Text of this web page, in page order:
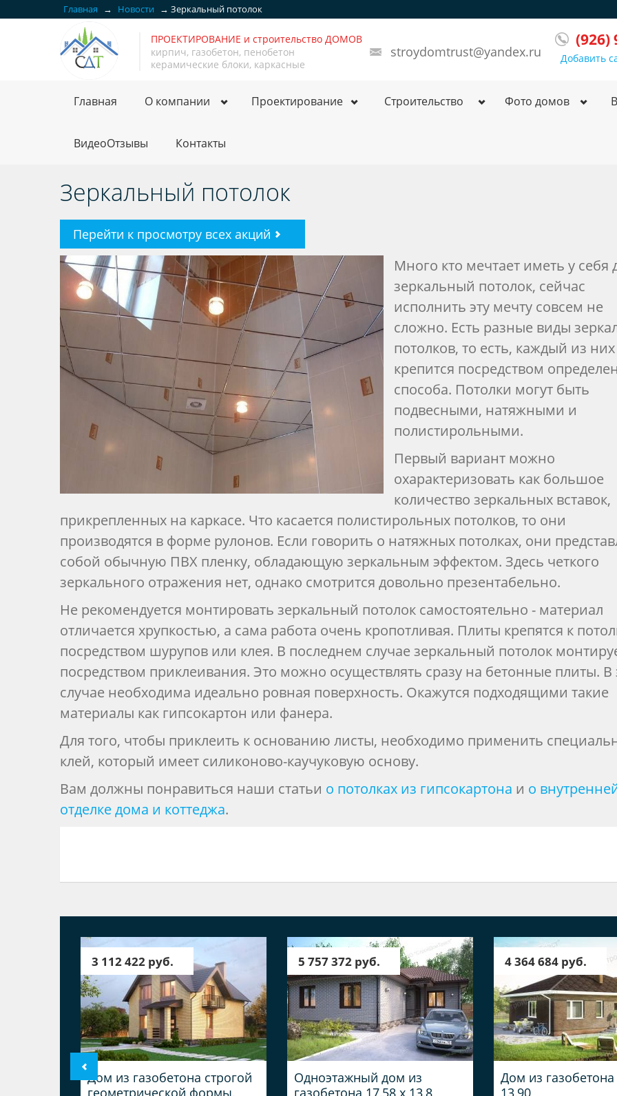
Главная → Новости → Зеркальный потолок
ПРОЕКТИРОВАНИЕ и строительство ДОМОВ
кирпич, газобетон, пенобетон
керамические блоки, каркасные
stroydomtrust@yandex.ru
(926)
Добавить
Главная О компании Проектирование Строительство Фото домов
ВидеоОтзывы Контакты
Зеркальный потолок
Перейти к просмотру всех акций
Много кто мечтает иметь у себя
зеркальный потолок, сейчас
исполнить эту мечту совсем не
сложно. Есть разные виды
потолков, то есть, каждый из них
крепится посредством
способа. Потолки могут быть
подвесными, натяжными и
полистирольными.
Первый вариант можно
охарактеризовать как большое
количество зеркальных вставок,
прикрепленных на каркасе. Что касается полистирольных потолков, то они
производятся в форме рулонов. Если говорить о натяжных потолках, они
собой обычную ПВХ пленку, обладающую зеркальным эффектом. Здесь четкого
зеркального отражения нет, однако смотрится довольно презентабельно.
Не рекомендуется монтировать зеркальный потолок самостоятельно - материал
отличается хрупкостью, а сама работа очень кропотливая. Плиты крепятся к
посредством шурупов или клея. В последнем случае зеркальный потолок
посредством приклеивания. Это можно осуществлять сразу на бетонные плиты. В
случае необходима идеально ровная поверхность. Окажутся подходящими такие
материалы как гипсокартон или фанера.
Для того, чтобы приклеить к основанию листы, необходимо применить
клей, который имеет силиконово-каучуковую основу.
Вам должны понравиться наши статьи о потолках из гипсокартона и о
отделке дома и коттеджа.
3 112 422 руб.
Дом из газобетона строгой
геометрической формы,
5 757 372 руб.
Одноэтажный дом из
газобетона 17,58 х 13,8
4 364 684 руб.
Дом из газобетона
13,90